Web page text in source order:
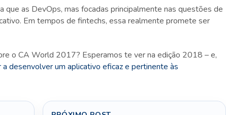
as DevOps, mas focadas principalmente nas questões de
Em tempos de fintechs, essa realmente promete ser
o CA World 2017? Esperamos te ver na edição 2018 – e,
desenvolver um aplicativo eficaz e pertinente às